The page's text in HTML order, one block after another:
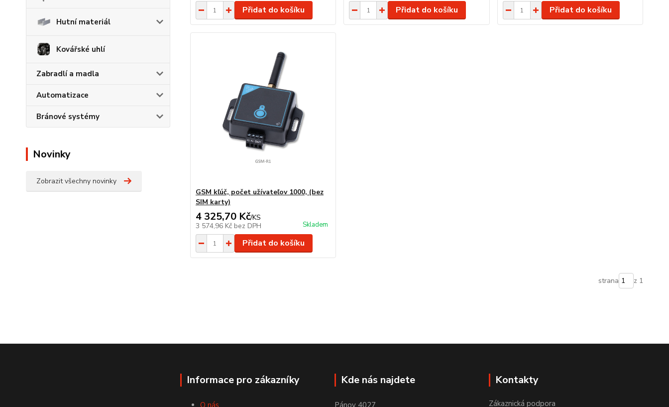
Hutní materiál
Kovářské uhlí
Zabradlí a madla
Automatizace
Bránové systémy
Novinky
Zobrazit všechny novinky
Přidat do košíku Přidat do košíku Přidat do košíku
GSM kľúč, počet užívateľov 1000, (bez
SIM karty)
4 325,70 Kč/KS
3 574,96 Kč bez DPH Skladem
Přidat do košíku
strana z 1
Informace pro zákazníky
O nás
Kde nás najdete
Pánov 4027
Kontakty
Zákaznická podpora